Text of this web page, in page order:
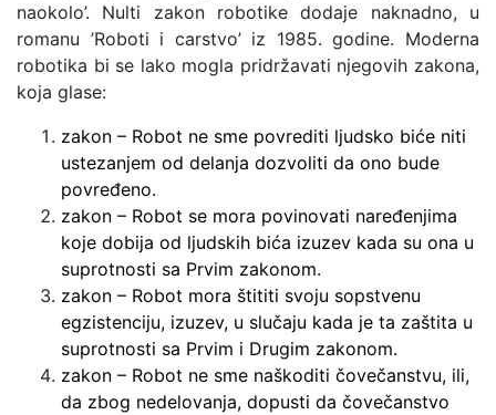
naokolo’. Nulti zakon robotike dodaje naknadno, u
romanu ’Roboti i carstvo’ iz 1985. godine. Moderna
robotika bi se lako mogla pridržavati njegovih zakona,
koja glase:
zakon – Robot ne sme povrediti ljudsko biće niti
ustezanjem od delanja dozvoliti da ono bude
povređeno.
zakon – Robot se mora povinovati naređenjima
koje dobija od ljudskih bića izuzev kada su ona u
suprotnosti sa Prvim zakonom.
zakon – Robot mora štititi svoju sopstvenu
egzistenciju, izuzev, u slučaju kada je ta zaštita u
suprotnosti sa Prvim i Drugim zakonom.
zakon – Robot ne sme naškoditi čovečanstvu, ili,
da zbog nedelovanja, dopusti da čovečanstvo